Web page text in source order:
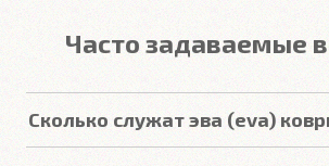
Часто задаваемые
Сколько служат эва (eva)